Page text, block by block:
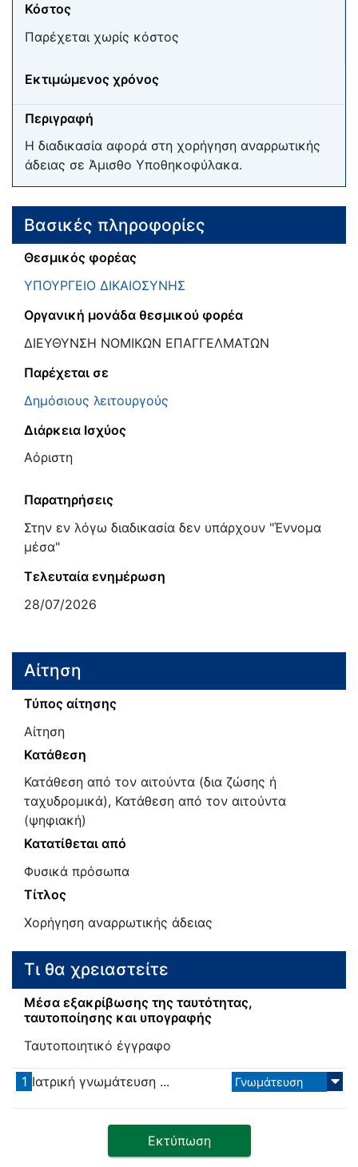
Κόστος
Παρέχεται χωρίς κόστος
Εκτιμώμενος χρόνος
Περιγραφή
Η διαδικασία αφορά στη χορήγηση αναρρωτικής
άδειας σε Άμισθο Υποθηκοφύλακα.
Βασικές πληροφορίες
Θεσμικός φορέας
ΥΠΟΥΡΓΕΙΟ ΔΙΚΑΙΟΣΥΝΗΣ
Οργανική μονάδα θεσμικού φορέα
ΔΙΕΥΘΥΝΣΗ ΝΟΜΙΚΩΝ ΕΠΑΓΓΕΛΜΑΤΩΝ
Παρέχεται σε
Δημόσιους λειτουργούς
Διάρκεια Ισχύος
Αόριστη
Παρατηρήσεις
Στην εν λόγω διαδικασία δεν υπάρχουν "Έννομα
μέσα"
Τελευταία ενημέρωση
28/07/2026
Αίτηση
Τύπος αίτησης
Αίτηση
Κατάθεση
Κατάθεση από τον αιτούντα (δια ζώσης ή
ταχυδρομικά), Κατάθεση από τον αιτούντα
(ψηφιακή)
Κατατίθεται από
Φυσικά πρόσωπα
Τίτλος
Χορήγηση αναρρωτικής άδειας
Τι θα χρειαστείτε
Μέσα εξακρίβωσης της ταυτότητας,
ταυτοποίησης και υπογραφής
Ταυτοποιητικό έγγραφο
1 Ιατρική γνωμάτευση ... Γνωμάτευση
Εκτύπωση